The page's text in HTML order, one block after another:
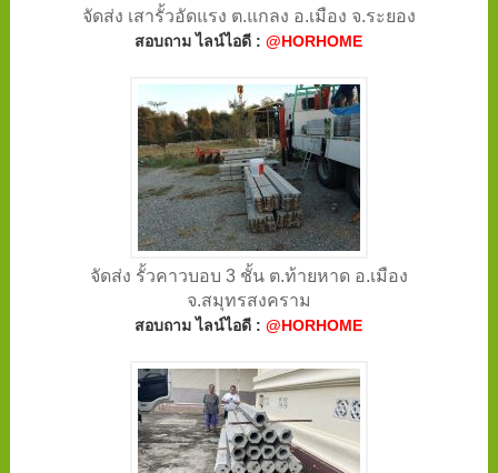
จัดส่ง เสารั้วอัดแรง ต.แกลง อ.เมือง จ.ระยอง
สอบถาม ไลน์ไอดี :@HORHOME
จัดส่ง รั้วคาวบอบ 3 ชั้น ต.ท้ายหาด อ.เมือง
จ.สมุทรสงคราม
สอบถาม ไลน์ไอดี :@HORHOME